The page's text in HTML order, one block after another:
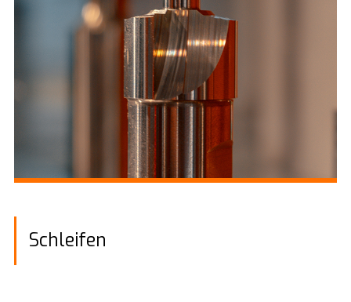
Schleifen